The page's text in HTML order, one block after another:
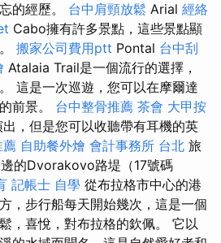
的經歷。 台中肩頸放鬆 Arial 經絡
Cabo擁有許多景點，這些景點顯
搬家公司費用ptt Pontal 台中刮
Atalaia Trail是一個流行的選擇，
這是一次巡遊，您可以在摩爾達
前景。 台中整骨推薦 茶會 大甲按
，但是您可以收聽帶有耳機的英
薦 自助餐外燴 會計事務所 台北 旅
的Dvorakovo路堤（17號碼
記帳士 自學 從布拉格市中心的港
，步行船每天開始幾次，這是一個
，喜悅，對布拉格的欽佩。 它以